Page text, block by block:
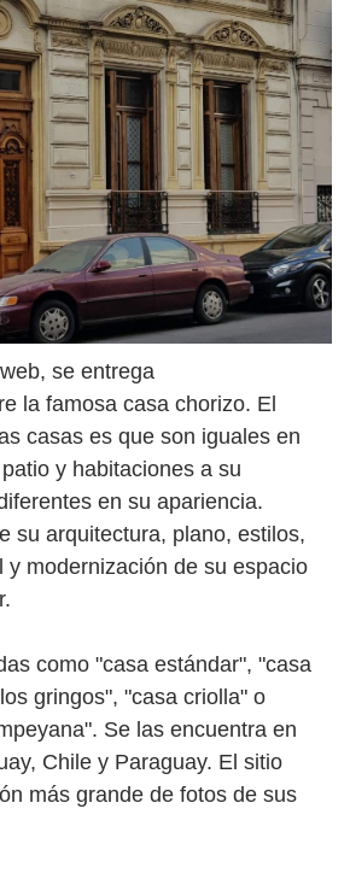
se entrega
la famosa casa chorizo. El
casas es que son iguales en
y habitaciones a su
en su apariencia.
su arquitectura, plano, estilos,
y modernización de su espacio
como "casa estándar", "casa
gringos", "casa criolla" o
Se las encuentra en
Chile y Paraguay. El sitio
más grande de fotos de sus